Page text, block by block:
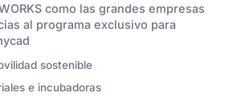
como las grandes empresas
al programa exclusivo para
sostenible
e incubadoras